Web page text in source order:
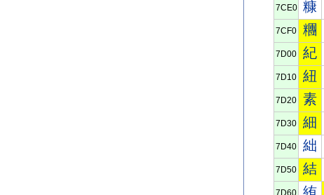
7CE0 糠
7CF0 糰
7D00 紀
7D10 紐
7D20 素
7D30 細
7D40 絀
7D50 結
7D60 絠